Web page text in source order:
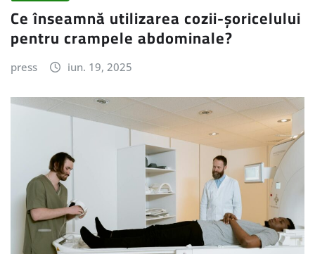
Ce înseamnă utilizarea cozii-șoricelului
pentru crampele abdominale?
press iun. 19, 2025